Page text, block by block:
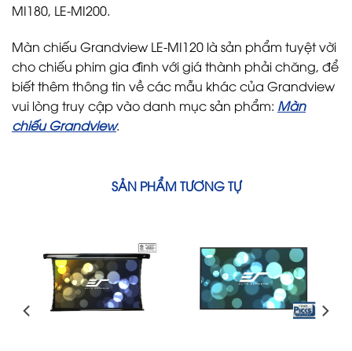
MI180, LE-MI200.
Màn chiếu Grandview LE-MI120 là sản phẩm tuyệt vời
cho chiếu phim gia đình với giá thành phải chăng, để
biết thêm thông tin về các mẫu khác của Grandview
vui lòng truy cập vào danh mục sản phẩm: Màn
chiếu Grandview.
SẢN PHẨM TƯƠNG TỰ